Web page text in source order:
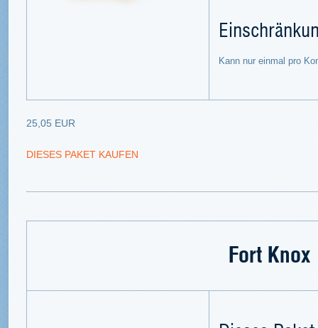
Kann nur einmal pro
25,05 EUR
DIESES PAKET KAUFEN
Fort Knox